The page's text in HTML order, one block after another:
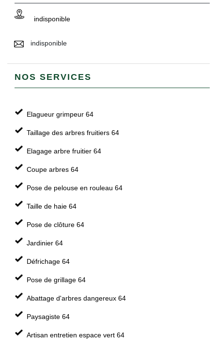
indisponible
indisponible
NOS SERVICES
Elagueur grimpeur 64
Taillage des arbres fruitiers 64
Elagage arbre fruitier 64
Coupe arbres 64
Pose de pelouse en rouleau 64
Taille de haie 64
Pose de clôture 64
Jardinier 64
Défrichage 64
Pose de grillage 64
Abattage d'arbres dangereux 64
Paysagiste 64
Artisan entretien espace vert 64